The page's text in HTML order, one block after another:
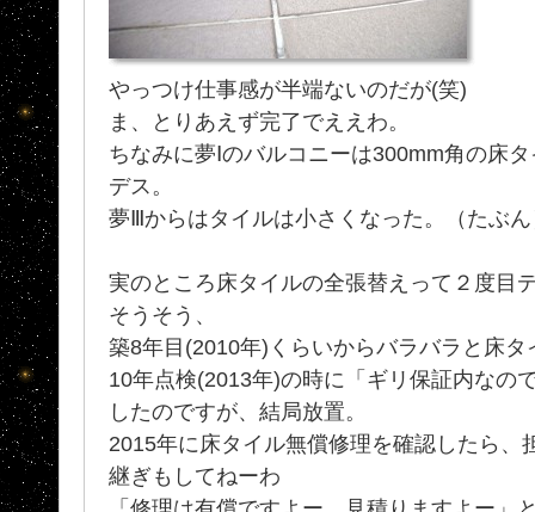
やっつけ仕事感が半端ないのだが(笑)
ま、とりあえず完了でええわ。
ちなみに夢Ⅰのバルコニーは300mm角の床
デス。
夢Ⅲからはタイルは小さくなった。（たぶ
実のところ床タイルの全張替えって２度目
そうそう、
築8年目(2010年)くらいからバラバラと床
10年点検(2013年)の時に「ギリ保証内なの
したのですが、結局放置。
2015年に床タイル無償修理を確認したら、
継ぎもしてねーわ